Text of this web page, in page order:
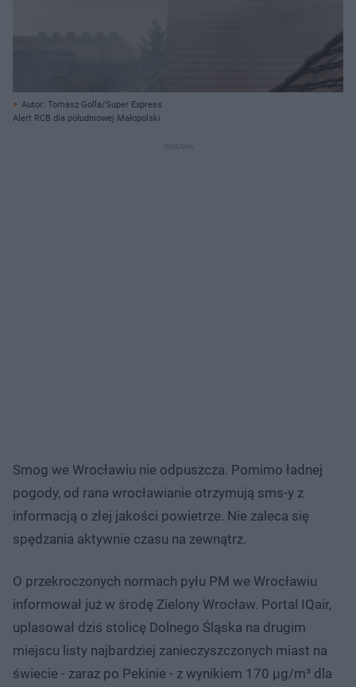
Autor: Tomasz Golla/Super Express
Alert RCB dla południowej Małopolski
Smog we Wrocławiu nie odpuszcza. Pomimo ładnej
pogody, od rana wrocławianie otrzymują sms-y z
informacją o złej jakości powietrze. Nie zaleca się
spędzania aktywnie czasu na zewnątrz.
O przekroczonych normach pyłu PM we Wrocławiu
informował już w środę Zielony Wrocław. Portal IQair,
uplasował dziś stolicę Dolnego Śląska na drugim
miejscu listy najbardziej zanieczyszczonych miast na
świecie - zaraz po Pekinie - z wynikiem 170 µg/m³ dla